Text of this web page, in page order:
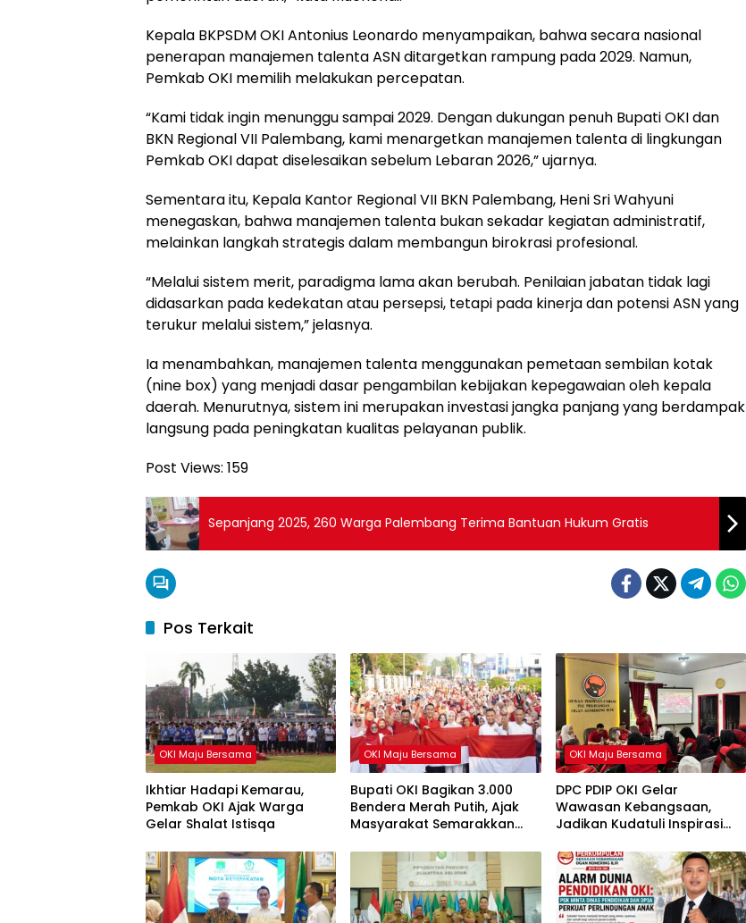
Kepala BKPSDM OKI Antonius Leonardo menyampaikan, bahwa secara nasional
penerapan manajemen talenta ASN ditargetkan rampung pada 2029. Namun,
Pemkab OKI memilih melakukan percepatan.
“Kami tidak ingin menunggu sampai 2029. Dengan dukungan penuh Bupati OKI dan
BKN Regional VII Palembang, kami menargetkan manajemen talenta di lingkungan
Pemkab OKI dapat diselesaikan sebelum Lebaran 2026,” ujarnya.
Sementara itu, Kepala Kantor Regional VII BKN Palembang, Heni Sri Wahyuni
menegaskan, bahwa manajemen talenta bukan sekadar kegiatan administratif,
melainkan langkah strategis dalam membangun birokrasi profesional.
“Melalui sistem merit, paradigma lama akan berubah. Penilaian jabatan tidak lagi
didasarkan pada kedekatan atau persepsi, tetapi pada kinerja dan potensi ASN yang
terukur melalui sistem,” jelasnya.
Ia menambahkan, manajemen talenta menggunakan pemetaan sembilan kotak
(nine box) yang menjadi dasar pengambilan kebijakan kepegawaian oleh kepala
daerah. Menurutnya, sistem ini merupakan investasi jangka panjang yang berdampak
langsung pada peningkatan kualitas pelayanan publik.
Post Views: 159
Sepanjang 2025, 260 Warga Palembang Terima Bantuan Hukum Gratis
Pos Terkait
OKI Maju Bersama
Ikhtiar Hadapi Kemarau,
Pemkab OKI Ajak Warga
Gelar Shalat Istisqa
OKI Maju Bersama
Bupati OKI Bagikan 3.000
Bendera Merah Putih, Ajak
Masyarakat Semarakkan
OKI Maju Bersama
DPC PDIP OKI Gelar
Wawasan Kebangsaan,
Jadikan Kudatuli Inspirasi